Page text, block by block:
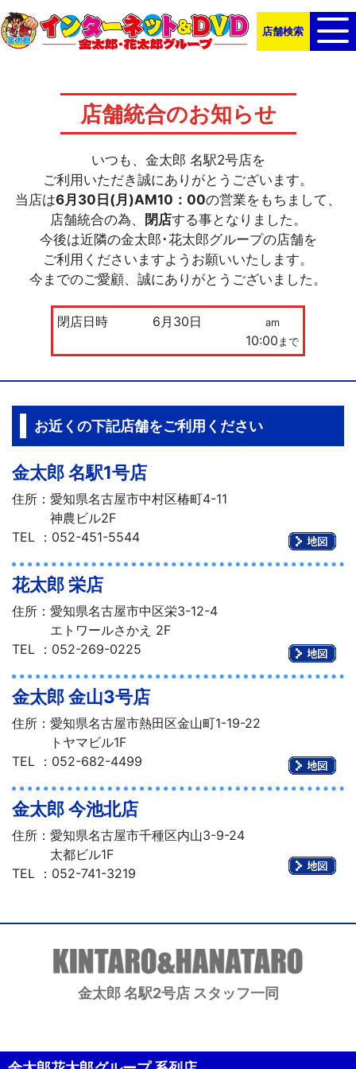
店舗検索
店舗統合のお知らせ
いつも、金太郎 名駅2号店を
ご利用いただき誠にありがとうございます。
当店は6月30日(月)AM10：00の営業をもちまして、
店舗統合の為、
閉店する事となりました。
今後は近隣の金太郎･花太郎グループの店舗を
ご利用くださいますようお願いいたします。
今までのご愛顧、誠にありがとうございました。
閉店日時 6 月 30日 am
10:00 まで
お近くの下記店舗をご利用ください
金太郎 名駅1号店
住所：愛知県名古屋市中村区椿町4-11
神農ビル2F
TEL
： 052-451-5544
花太郎 栄店
住所：愛知県名古屋市中区栄3-12-4
エトワールさかえ 2F
TEL
： 052-269-0225
金太郎 金山3号店
住所：愛知県名古屋市熱田区金山町1-19-22
トヤマビル1F
TEL
： 052-682-4499
金太郎 今池北店
住所：愛知県名古屋市千種区内山3-9-24
太都ビル1F
TEL
： 052-741-3219
金太郎 名駅2号店 スタッフ一同